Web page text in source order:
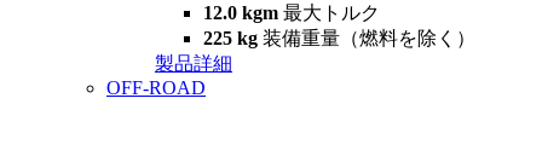
12.0 kgm 最大トルク
225 kg 装備重量（燃料を除く）
製品詳細
OFF-ROAD